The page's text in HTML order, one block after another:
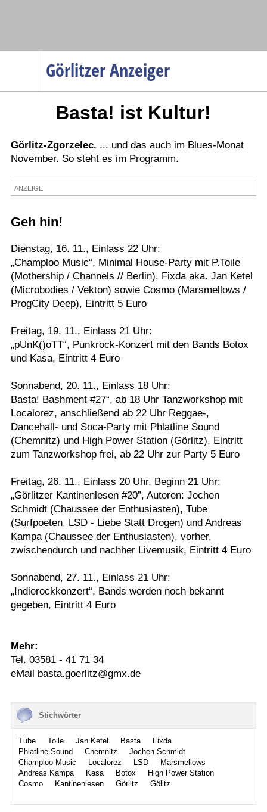
Görlitzer Anzeiger
Gesellschaft
Wirtschaft
Service
Gesundheit
Kultur
Sport
Termine
Kostenlos
Basta! ist Kultur!
Görlitz-Zgorzelec. ... und das auch im Blues-Monat
November. So steht es im Programm.
ANZEIGE
Geh hin!
Dienstag, 16. 11., Einlass 22 Uhr:
„Champloo Music“, Minimal House-Party mit P.Toile
(Mothership / Channels // Berlin), Fixda aka. Jan Ketel
(Microbodies / Vekton) sowie Cosmo (Marsmellows /
ProgCity Deep), Eintritt 5 Euro
Freitag, 19. 11., Einlass 21 Uhr:
„pUnK()oTT“, Punkrock-Konzert mit den Bands Botox
und Kasa, Eintritt 4 Euro
Sonnabend, 20. 11., Einlass 18 Uhr:
Basta! Bashment #27“, ab 18 Uhr Tanzworkshop mit
Localorez, anschließend ab 22 Uhr Reggae-,
Dancehall- und Soca-Party mit Phlatline Sound
(Chemnitz) und High Power Station (Görlitz), Eintritt
zum Tanzworkshop frei, ab 22 Uhr zur Party 5 Euro
Freitag, 26. 11., Einlass 20 Uhr, Beginn 21 Uhr:
„Görlitzer Kantinenlesen #20”, Autoren: Jochen
Schmidt (Chaussee der Enthusiasten), Tube
(Surfpoeten, LSD - Liebe Statt Drogen) und Andreas
Kampa (Chaussee der Enthusiasten), vorher,
zwischendurch und nachher Livemusik, Eintritt 4 Euro
Sonnabend, 27. 11., Einlass 21 Uhr:
„Indierockkonzert“, Bands werden noch bekannt
gegeben, Eintritt 4 Euro
Mehr:
Tel. 03581 - 41 71 34
eMail basta.goerlitz@gmx.de
Stichwörter
Tube Toile Jan Ketel Basta
Fixda
Phlatline Sound
Chemnitz
Jochen Schmidt
Champloo Music
Localorez LSD
Marsmellows
Andreas Kampa
Kasa Botox
High Power Station
Cosmo
Kantinenlesen Görlitz Gölitz